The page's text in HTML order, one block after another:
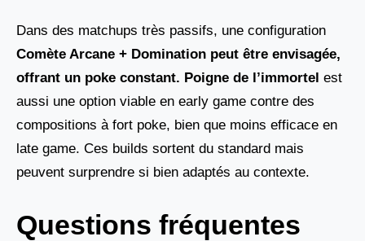
Dans des matchups très passifs, une configuration
Comète Arcane + Domination peut être envisagée,
offrant un poke constant. Poigne de l’immortel est
aussi une option viable en early game contre des
compositions à fort poke, bien que moins efficace en
late game. Ces builds sortent du standard mais
peuvent surprendre si bien adaptés au contexte.
Questions fréquentes